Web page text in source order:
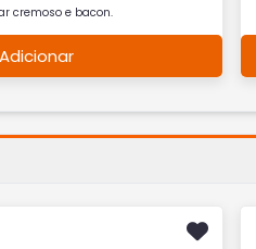
cremoso e bacon.
Adicionar